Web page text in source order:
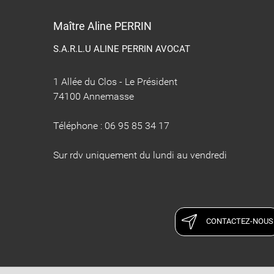
​​​​​​​Maître Aline PERRIN
S.A.R.L.U ALINE PERRIN AVOCAT
1 Allée du Clos - Le Président
74100 Annemasse
Téléphone : 06 95 85 34 17
Sur rdv uniquement du lundi au vendredi
CONTACTEZ-NOUS